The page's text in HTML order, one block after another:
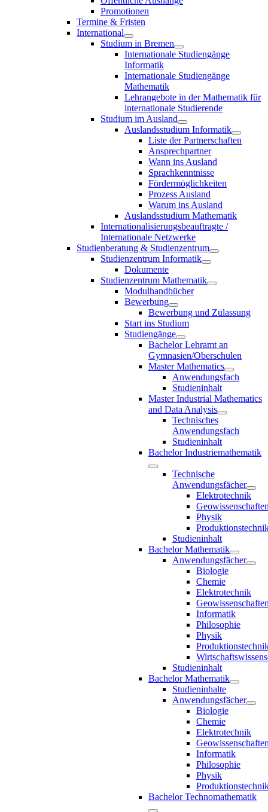
Promotionen
Termine & Fristen
International
Studium in Bremen
Internationale Studiengänge
Informatik
Internationale Studiengänge
Mathematik
Lehrangebote in der Mathematik für
internationale Studierende
Studium im Ausland
Auslandsstudium Informatik
Liste der Partnerschaften
Ansprechpartner
Wann ins Ausland
Sprachkenntnisse
Fördermöglichkeiten
Prozess Ausland
Warum ins Ausland
Auslandsstudium Mathematik
Internationalisierungsbeauftragte /
Internationale Netzwerke
Studienberatung & Studienzentrum
Studienzentrum Informatik
Dokumente
Studienzentrum Mathematik
Modulhandbücher
Bewerbung
Bewerbung und Zulassung
Start ins Studium
Studiengänge
Bachelor Lehramt an
Gymnasien/Oberschulen
Master Mathematics
Anwendungsfach
Studieninhalt
Master Industrial Mathematics
and Data Analysis
Technisches
Anwendungsfach
Studieninhalt
Bachelor Industriemathematik
Technische
Anwendungsfächer
Elektrotechnik
Physik
Studieninhalt
Bachelor Mathematik
Anwendungsfächer
Biologie
Chemie
Elektrotechnik
Informatik
Philosophie
Physik
Studieninhalt
Bachelor Mathematik
Studieninhalte
Anwendungsfächer
Biologie
Chemie
Elektrotechnik
Informatik
Philosophie
Physik
Bachelor Technomathematik